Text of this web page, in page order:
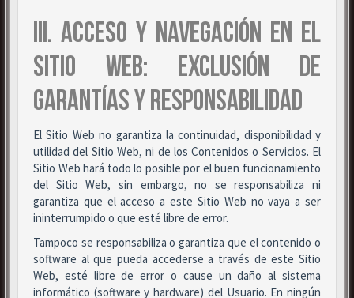
III. ACCESO Y NAVEGACIÓN EN EL
SITIO WEB: EXCLUSIÓN DE
GARANTÍAS Y RESPONSABILIDAD
El Sitio Web no garantiza la continuidad, disponibilidad y
utilidad del Sitio Web, ni de los Contenidos o Servicios. El
Sitio Web hará todo lo posible por el buen funcionamiento
del Sitio Web, sin embargo, no se responsabiliza ni
garantiza que el acceso a este Sitio Web no vaya a ser
ininterrumpido o que esté libre de error.
Tampoco se responsabiliza o garantiza que el contenido o
software al que pueda accederse a través de este Sitio
Web, esté libre de error o cause un daño al sistema
informático (software y hardware) del Usuario. En ningún